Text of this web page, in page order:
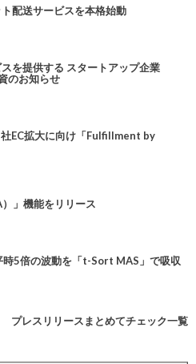
配送サービスを本格始動
を提供する スタートアップ企業
のお知らせ
EC拡大に向け「Fulfillment by
」機能をリリース
5倍の波動を「t-Sort MAS」で吸収
プレスリリースまとめてチェック一覧